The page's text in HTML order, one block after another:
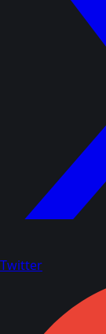
Twitter